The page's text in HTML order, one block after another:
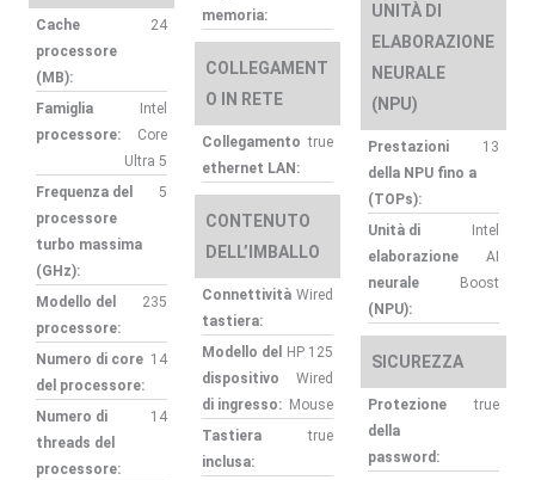
Cache
processore
(MB):
24
Famiglia
processore:
Intel
Core
Ultra 5
Frequenza del
processore
turbo massima
(GHz):
5
Modello del
processore:
235
Numero di core
del processore:
14
Numero di
threads del
processore:
14
memoria:
COLLEGAMENT
O IN RETE
Collegamento
ethernet LAN:
true
CONTENUTO
DELL’IMBALLO
Connettività
tastiera:
Wired
Modello del
dispositivo
di ingresso:
HP 125
Wired
Mouse
Tastiera
inclusa:
true
UNITÀ DI
ELABORAZIONE
NEURALE
(NPU)
Prestazioni
della NPU fino a
(TOPs):
13
Unità di
elaborazione
neurale
(NPU):
Intel
AI
Boost
SICUREZZA
Protezione
della
password:
true